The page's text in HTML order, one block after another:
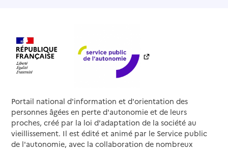
Portail national d'information et d'orientation des
personnes âgées en perte d'autonomie et de leurs
proches, créé par la loi d'adaptation de la société au
vieillissement. Il est édité et animé par le Service public
de l'autonomie, avec la collaboration de nombreux